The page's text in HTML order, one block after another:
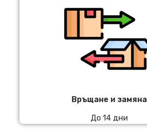
Връщане и замяна
До 14 дни